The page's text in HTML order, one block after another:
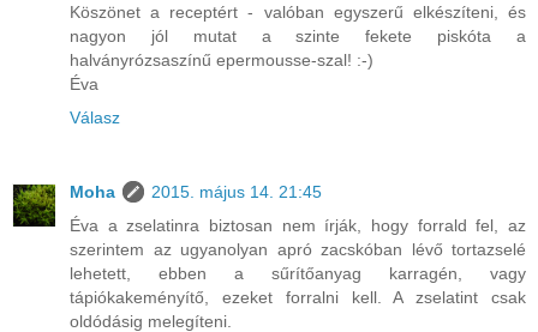
Köszönet a receptért - valóban egyszerű elkészíteni, és
nagyon jól mutat a szinte fekete piskóta a
halványrózsaszínű epermousse-szal! :-)
Éva
Válasz
Moha
2015. május 14. 21:45
Éva a zselatinra biztosan nem írják, hogy forrald fel, az
szerintem az ugyanolyan apró zacskóban lévő tortazselé
lehetett, ebben a sűrítőanyag karragén, vagy
tápiókakeményítő, ezeket forralni kell. A zselatint csak
oldódásig melegíteni.